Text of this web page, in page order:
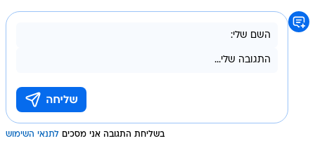
בשליחת התגובה אני מסכים לתנאי השימוש